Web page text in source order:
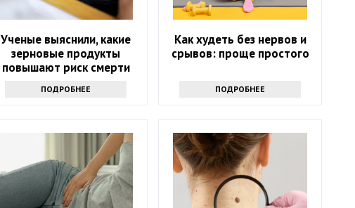
Ученые выяснили, какие
зерновые продукты
повышают риск смерти
ПОДРОБНЕЕ
Как худеть без нервов и
срывов: проще простого
ПОДРОБНЕЕ